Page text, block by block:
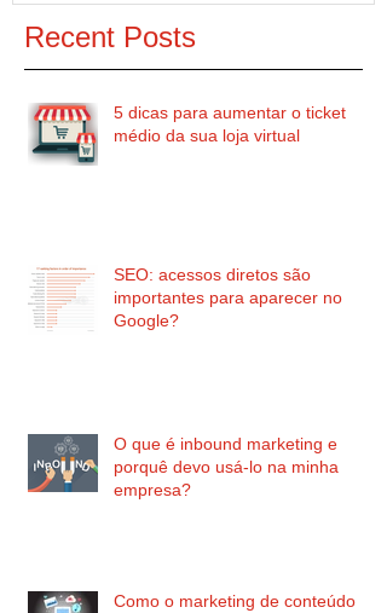
Recent Posts
5 dicas para aumentar o ticket
médio da sua loja virtual
SEO: acessos diretos são
importantes para aparecer no
Google?
O que é inbound marketing e
porquê devo usá-lo na minha
empresa?
Como o marketing de conteúdo